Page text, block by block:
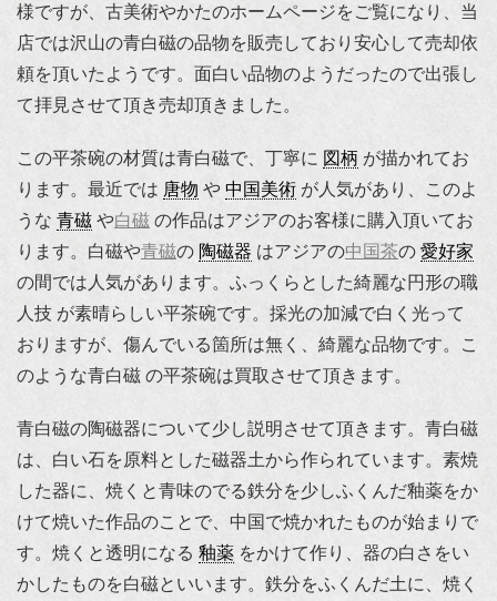
様ですが、古美術やかたのホームページをご覧になり、当
店では沢山の青白磁の品物を販売しており安心して売却依
頼を頂いたようです。面白い品物のようだったので出張し
て拝見させて頂き売却頂きました。
この平茶碗の材質は青白磁で、丁寧に 図柄 が描かれてお
ります。最近では 唐物 や 中国美術 が人気があり、このよ
うな 青磁 や白磁 の作品はアジアのお客様に購入頂いてお
ります。白磁や青磁の 陶磁器 はアジアの中国茶の 愛好家
の間では人気があります。ふっくらとした綺麗な円形の職
人技 が素晴らしい平茶碗です。採光の加減で白く光って
おりますが、傷んでいる箇所は無く、綺麗な品物です。こ
のような青白磁 の平茶碗は買取させて頂きます。
青白磁の陶磁器について少し説明させて頂きます。青白磁
は、白い石を原料とした磁器土から作られています。素焼
した器に、焼くと青味のでる鉄分を少しふくんだ釉薬をか
けて焼いた作品のことで、中国で焼かれたものが始まりで
す。焼くと透明になる 釉薬 をかけて作り、器の白さをい
かしたものを白磁といいます。鉄分をふくんだ土に、焼く